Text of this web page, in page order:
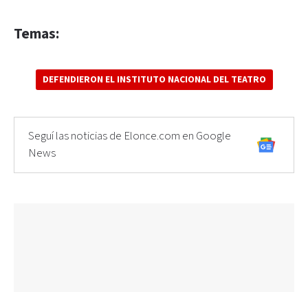
Temas:
DEFENDIERON EL INSTITUTO NACIONAL DEL TEATRO
Seguí las noticias de Elonce.com en Google
News